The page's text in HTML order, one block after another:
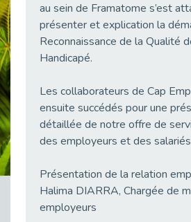
Publié le 01/05/2026
Témoignage : Le parcours de
Publié le 30/04/2026
Publié le 29/04/2026
Publié le 29/04/2026
Mobilisation pour l’alternance et
au sein de Framatome s’est
présenter et explication la
Reconnaissance de la Qualité
Handicapé.
Les collaborateurs de Cap
ensuite succédés pour une
détaillée de notre offre de
des employeurs et des
Présentation de la relation
Halima DIARRA, Chargée de
employeurs